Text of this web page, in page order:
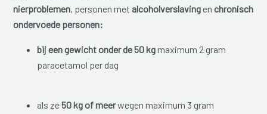
nierproblemen, personen met alcoholverslavingenchronisch
ondervoede personen:
bij een gewicht onder de 50 kgmaximum 2 gram
paracetamol per dag
als ze50 kg of meerwegen maximum 3 gram